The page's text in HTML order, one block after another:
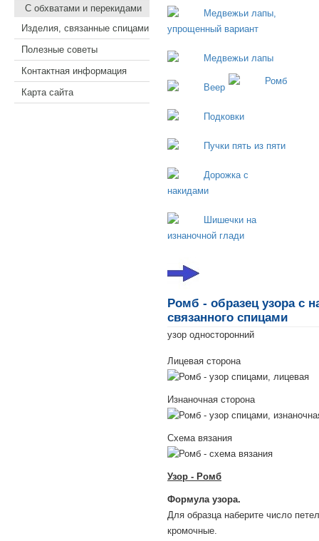
С обхватами и перекидами
Изделия, связанные спицами
Полезные советы
Контактная информация
Карта сайта
Ромб - образец узора с
связанного спицами
узор односторонний
Лицевая сторона
Изнаночная сторона
Схема вязания
Узор - Ромб
Формула узора.
Для образца наберите число
кромочные.